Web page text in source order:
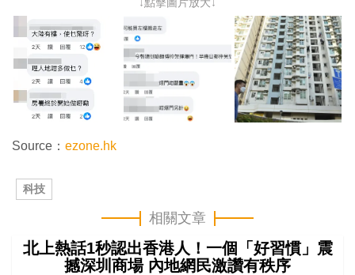
Source： ezone.hk
科技
相關文章
北上熱話1秒認出香港人！一個「好習慣」震
撼深圳商場 內地網民激讚有秩序